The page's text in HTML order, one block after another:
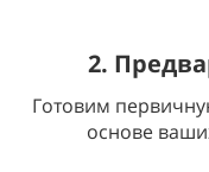
2.
Готовим
основе